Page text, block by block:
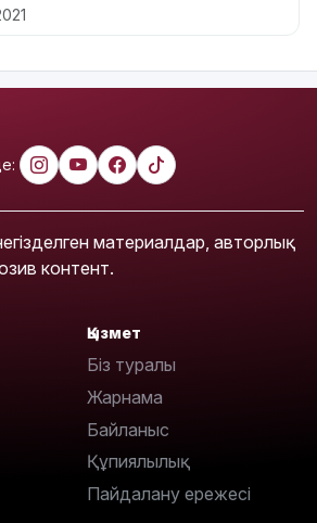
материалдар, авторлық
контент.
Қызмет
Біз туралы
Жарнама
Байланыс
Құпиялылық
Пайдалану ережесі